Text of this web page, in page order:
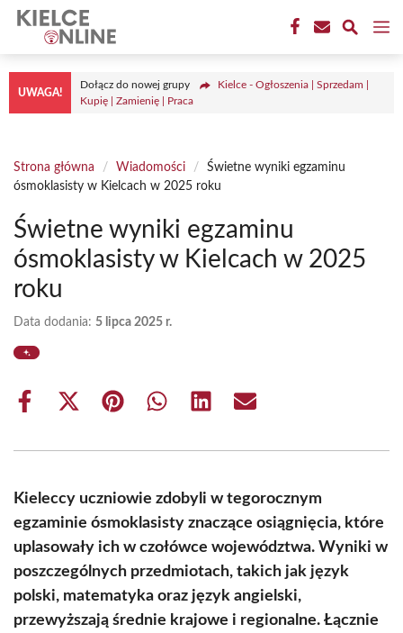
Przejdź
treści
UWAGA!
Dołącz do nowej grupy
Kielce - Ogłoszenia | Sprzedam |
Kupię | Zamienię | Praca
Strona główna / Wiadomości /
Świetne wyniki egzaminu
ósmoklasisty w Kielcach w 2025 roku
Świetne wyniki egzaminu
ósmoklasisty w Kielcach w 2025
roku
Data dodania: 5 lipca 2025 r.
Share
Share
(Twitter)
Share Share Share Share
Kieleccy uczniowie zdobyli w tegorocznym
egzaminie ósmoklasisty znaczące osiągnięcia, które
uplasowały ich w czołówce województwa. Wyniki w
poszczególnych przedmiotach, takich jak język
polski, matematyka oraz język angielski,
przewyższają średnie krajowe i regionalne. Łącznie